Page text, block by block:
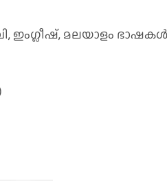
മലയാളം